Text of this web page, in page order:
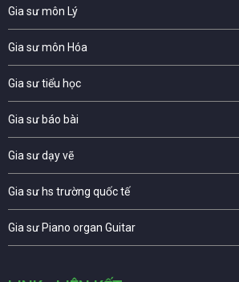
Gia sư môn Lý
Gia sư môn Hóa
Gia sư tiểu học
Gia sư báo bài
Gia sư dạy vẽ
Gia sư hs trường quốc tế
Gia sư Piano organ Guitar